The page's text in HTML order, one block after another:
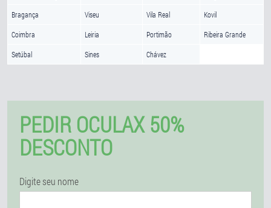
Bragança Viseu Vila Real Kovil
Coimbra Leiria Portimão Ribeira Grande
Setúbal Sines Chávez
PEDIR OCULAX 50%
DESCONTO
Digite seu nome